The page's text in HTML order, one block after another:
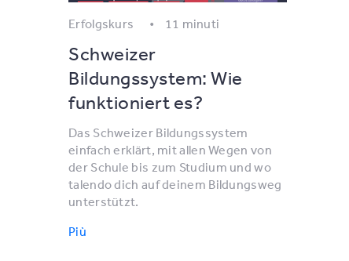
Erfolgskurs 11 minuti
Schweizer
Bildungssystem: Wie
funktioniert es?
Das Schweizer Bildungssystem
einfach erklärt, mit allen Wegen von
der Schule bis zum Studium und wo
talendo dich auf deinem Bildungsweg
unterstützt.
Più